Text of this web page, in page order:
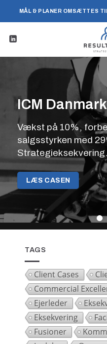
MÅL & PLANER OMSÆTTES
ICM Danmark
Vækst på 10%,
salgsstyrken med
Strategieksekvering.
LÆS CASEN
TAGS
Client Cases
Commercial
Ejerleder
Eksekvering
Fusioner